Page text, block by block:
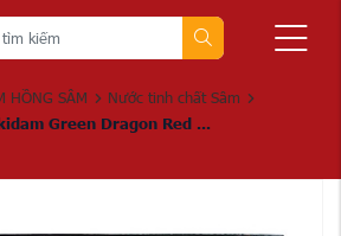
HỒNG SÂM
Nước tinh chất Sâm
Green Dragon Red ...